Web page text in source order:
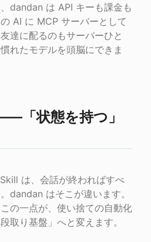
dandan は API キーも課金も
AI に MCP サーバーとして
達に配るのもサーバーひと
れたモデルを頭脳にできま
「状態を持つ」
は、会話が終わればすべ
dandan はそこが違います。
の一点が、使い捨ての自動化
取り基盤」へと変えます。